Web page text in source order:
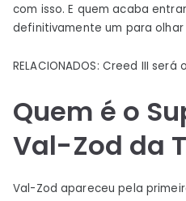
com isso. E quem acaba
definitivamente um para olhar
RELACIONADOS: Creed III
Quem é o
Val-Zod da
Val-Zod apareceu pela